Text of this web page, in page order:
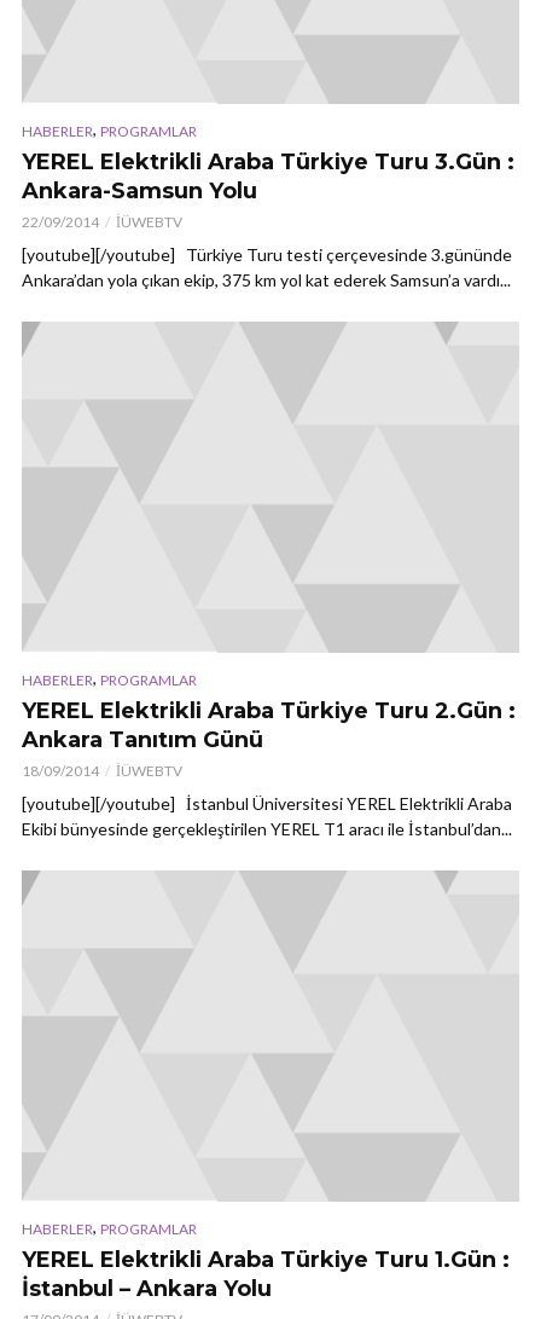
HABERLER, PROGRAMLAR
YEREL Elektrikli Araba Türkiye Turu 3.Gün :
Ankara-Samsun Yolu
22/09/2014 İÜWEBTV
[youtube][/youtube] Türkiye Turu testi çerçevesinde 3.gününde
Ankara’dan yola çıkan ekip, 375 km yol kat ederek Samsun’a vardı...
HABERLER, PROGRAMLAR
YEREL Elektrikli Araba Türkiye Turu 2.Gün :
Ankara Tanıtım Günü
18/09/2014 İÜWEBTV
[youtube][/youtube] İstanbul Üniversitesi YEREL Elektrikli Araba
Ekibi bünyesinde gerçekleştirilen YEREL T1 aracı ile İstanbul’dan...
HABERLER, PROGRAMLAR
YEREL Elektrikli Araba Türkiye Turu 1.Gün :
İstanbul – Ankara Yolu